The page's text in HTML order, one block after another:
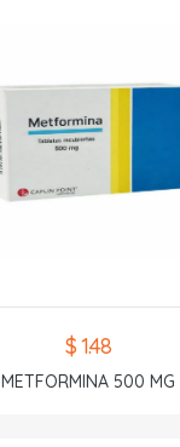
$ 1.48
METFORMINA 500 MG